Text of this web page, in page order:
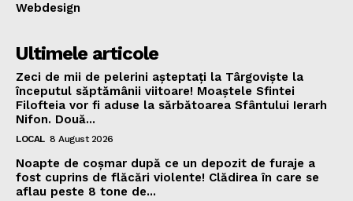
Webdesign
Ultimele articole
Zeci de mii de pelerini așteptați la Târgoviște la
începutul săptămânii viitoare! Moaștele Sfintei
Filofteia vor fi aduse la sărbătoarea Sfântului Ierarh
Nifon. Două...
LOCAL 8 August 2026
Noapte de coșmar după ce un depozit de furaje a
fost cuprins de flăcări violente! Clădirea în care se
aflau peste 8 tone de...